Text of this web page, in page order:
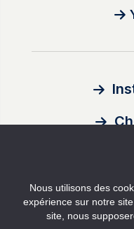
Nous utilisons des
expérience sur notre
site, nous